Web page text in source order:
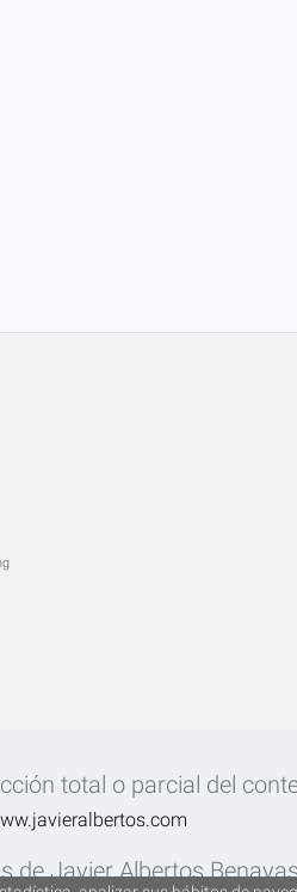
total o parcial del
de Javier Albertos